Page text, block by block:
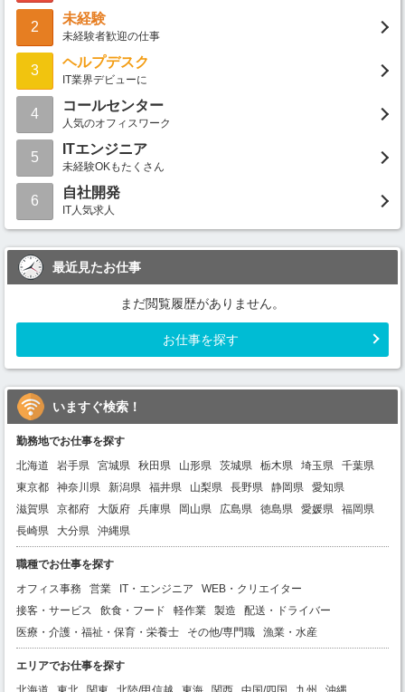
2
未経験
未経験者歓迎の仕事
3
ヘルプデスク
IT業界デビューに
4
コールセンター
人気のオフィスワーク
5
ITエンジニア
未経験OKもたくさん
6
自社開発
IT人気求人
最近見たお仕事
まだ閲覧履歴がありません。
お仕事を探す
いますぐ検索！
勤務地でお仕事を探す
北海道
岩手県 宮城県 秋田県 山形県 茨城県 栃木県 埼玉県
千葉県
東京都
神奈川県 新潟県 福井県 山梨県 長野県 静岡県
愛知県
滋賀県
京都府 大阪府 兵庫県 岡山県 広島県 徳島県 愛媛県
福岡県
長崎県
大分県 沖縄県
職種でお仕事を探す
オフィス事務
営業 IT・エンジニア
WEB・クリエイター
接客・サービス
飲食・フード 軽作業 製造
配送・ドライバー
医療・介護・福祉・保育・栄養士
その他/専門職 漁業・水産
エリアでお仕事を探す